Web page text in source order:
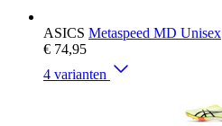
ASICS Metaspeed MD Unisex
€ 74,95
4 varianten